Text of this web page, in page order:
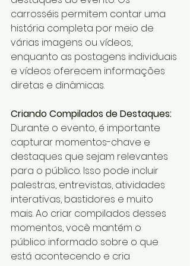
carrosséis permitem contar uma
história completa por meio de
várias imagens ou vídeos,
enquanto as postagens individuais
e vídeos oferecem informações
diretas e dinâmicas.
Criando Compilados de Destaques:
Durante o evento, é importante
capturar momentos-chave e
destaques que sejam relevantes
para o público. Isso pode incluir
palestras, entrevistas, atividades
interativas, bastidores e muito
mais. Ao criar compilados desses
momentos, você mantém o
público informado sobre o que
está acontecendo e cria